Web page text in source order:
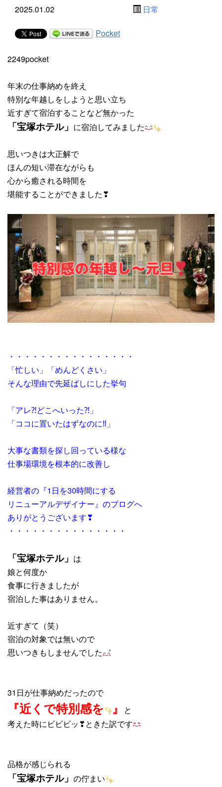
2025.01.02 日常
Pocket
2249pocket
年末の仕事納めを終え
特別な年越しをしようと思い立ち
近すぎて宿泊することなど無かった
「宝塚ホテル」 に宿泊してみました
思いつきは大正解で
ほんの短い滞在ながらも
心から癒される時間を
堪能することができました❣
・・・・・・・・・・・・・・・・
「忙しい」「めんどくさい」
そんな理由で先延ばしにした挙句
「アレ⁈どこへいった⁈」
「ココに置いたはずなのに‼」
大事な書類を探し回っている様な
仕事場環境を根本的に改善し
経営者の『1日を30時間にする
リニューアルデザイナー』のブログへ
ありがとうございます❣
・・・・・・・・・・・・・・・
「宝塚ホテル」 は
娘と何度か
食事に行きましたが
宿泊した事はありません。
近すぎて（笑）
宿泊の対象では無いので
思いつきもしませんでした
31日が仕事納めだったので
『近くで特別感を 』
と
考えた時にビビビッ❣ときた訳です
品格が感じられる
「宝塚ホテル」 の佇まい